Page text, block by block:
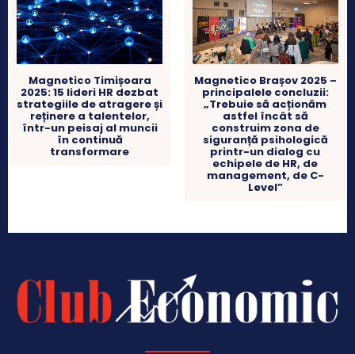
Magnetico Timișoara
2025: 15 lideri HR dezbat
strategiile de atragere și
reținere a talentelor,
într-un peisaj al muncii
în continuă
transformare
Magnetico Brașov 2025 –
principalele concluzii:
„Trebuie să acționăm
astfel încât să
construim zona de
siguranță psihologică
printr-un dialog cu
echipele de HR, de
management, de C-
Level”